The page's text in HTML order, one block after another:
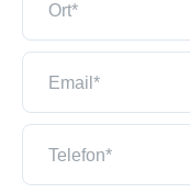
Ort*
Email*
Telefon*